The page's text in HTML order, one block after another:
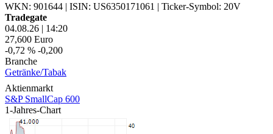
WKN: 901644 | ISIN: US6350171061 | Ticker-Symbol: 20V
Tradegate
04.08.26 | 14:20
27,600 Euro
-0,72 % -0,200
Branche
Getränke/Tabak
Aktienmarkt
S&P SmallCap 600
1-Jahres-Chart